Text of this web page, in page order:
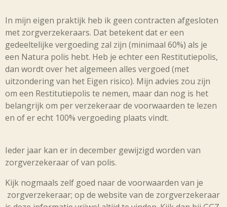
In mijn eigen praktijk heb ik geen contracten afgesloten
met zorgverzekeraars. Dat betekent dat er een
gedeeltelijke vergoeding zal zijn (minimaal 60%) als je
een Natura polis hebt. Heb je echter een Restitutiepolis,
dan wordt over het algemeen alles vergoed (met
uitzondering van het Eigen risico). Mijn advies zou zijn
om een Restitutiepolis te nemen, maar dan nog is het
belangrijk om per verzekeraar de voorwaarden te lezen
en of er echt 100% vergoeding plaats vindt.
Ieder jaar kan er in december gewijzigd worden van
zorgverzekeraar of van polis.
Kijk nogmaals zelf goed naar de voorwaarden van je
zorgverzekeraar; op de website van de zorgverzekeraar